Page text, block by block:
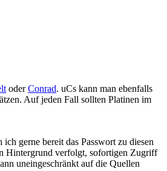
oderConrad. uCs kann man ebenfalls
Auf jeden Fall sollten Platinen im
ich gerne bereit das Passwort zu diesen
Hintergrund verfolgt, sofortigen Zugriff
uneingeschränkt auf die Quellen